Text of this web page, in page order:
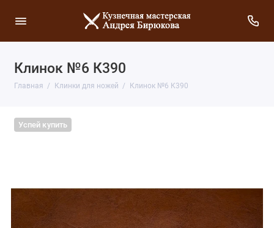
Клинок №6 К390
Главная Клинки для ножей Клинок №6 К390
Успей купить